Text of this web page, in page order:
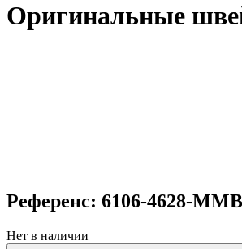
Оригинальные
Референс: 6106-4628-MMB
Нет в наличии